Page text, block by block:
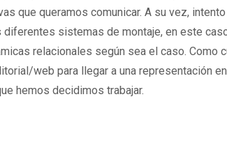
que queramos comunicar. A su vez,
sistemas de montaje, en este
relacionales según sea el caso. Como
web para llegar a una representación
hemos decidimos trabajar.